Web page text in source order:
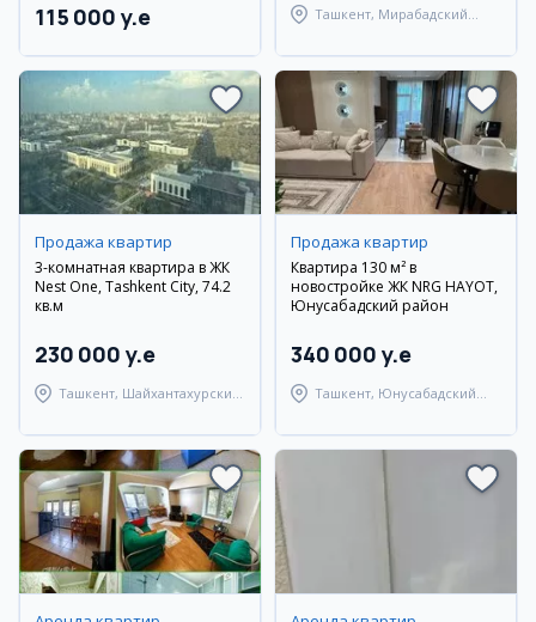
115 000 y.e
Ташкент, Мирабадский
Продажа квартир
3-комнатная квартира в ЖК
Nest One, Tashkent City, 74.2
кв.м
230 000 y.e
Ташкент, Шайхантахурский
Продажа квартир
Квартира 130 м² в
новостройке ЖК NRG HAYOT,
Юнусабадский район
340 000 y.e
Ташкент, Юнусабадский